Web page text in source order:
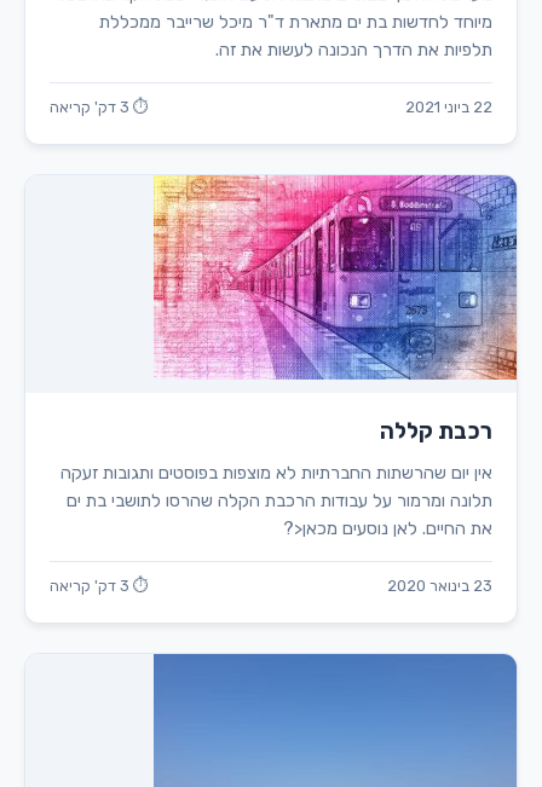
מיוחד לחדשות בת ים מתארת ד"ר מיכל שרייבר ממכללת
תלפיות את הדרך הנכונה לעשות את זה.
22 ביוני 2021 ⏱ 3 דק' קריאה
רכבת קללה
אין יום שהרשתות החברתיות לא מוצפות בפוסטים ותגובות זעקה
תלונה ומרמור על עבודות הרכבת הקלה שהרסו לתושבי בת ים
את החיים. לאן נוסעים מכאן<?
23 בינואר 2020 ⏱ 3 דק' קריאה